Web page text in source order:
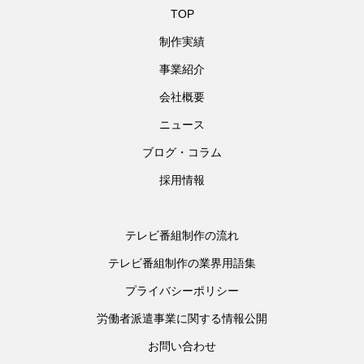
TOP
制作実績
事業紹介
会社概要
ニュース
ブログ・コラム
採用情報
テレビ番組制作の流れ
テレビ番組制作の業界用語集
プライバシーポリシー
労働者派遣事業に関する情報公開
お問い合わせ